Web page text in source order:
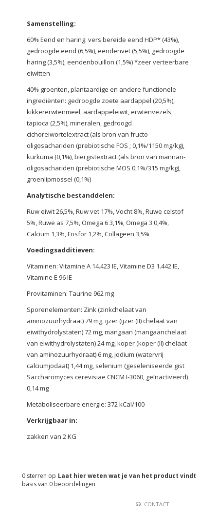
Samenstelling:
60% Eend en haring: vers bereide eend HDP* (43%),
gedroogde eend (6,5%), eendenvet (5,5%), gedroogde
haring (3,5%), eendenbouillon (1,5%) *zeer verteerbare
eiwitten
40% groenten, plantaardige en andere functionele
ingrediënten: gedroogde zoete aardappel (20,5%),
kikkererwtenmeel, aardappeleiwit, erwtenvezels,
tapioca (2,5%), mineralen, gedroogd
cichoreiwortelextract (als bron van fructo-
oligosachariden (prebiotische FOS ; 0,1%/1150 mg/kg),
kurkuma (0,1%), biergistextract (als bron van mannan-
oligosachariden (prebiotische MOS 0,1%/315 mg/kg),
groenlipmossel (0,1%)
Analytische bestanddelen:
Ruw eiwit 26,5%, Ruw vet 17%, Vocht 8%, Ruwe celstof
5%, Ruwe as 7,5%, Omega 6 3,1%, Omega 3 0,4%,
Calcium 1,3%, Fosfor 1,2%, Collageen 3,5%
Voedingsadditieven:
Vitaminen: Vitamine A 14.423 IE, Vitamine D3 1.442 IE,
Vitamine E 96 IE
Provitaminen: Taurine 962 mg
Sporenelementen: Zink (zinkchelaat van
aminozuurhydraat) 79 mg, ijzer (ijzer (II) chelaat van
eiwithydrolystaten) 72 mg, mangaan (mangaanchelaat
van eiwithydrolystaten) 24 mg, koper (koper (II) chelaat
van aminozuurhydraat) 6 mg, jodium (watervrij
calciumjodaat) 1,44 mg, selenium (geseleniseerde gist
Saccharomyces cerevisiae CNCM I-3060, geïnactiveerd)
0,14 mg
Metaboliseerbare energie: 372 kCal/100
Verkrijgbaar in:
zakken van 2 KG
Laat hier weten wat je van het product vindt
0 sterren op
basis van 0 beoordelingen
CONTACT